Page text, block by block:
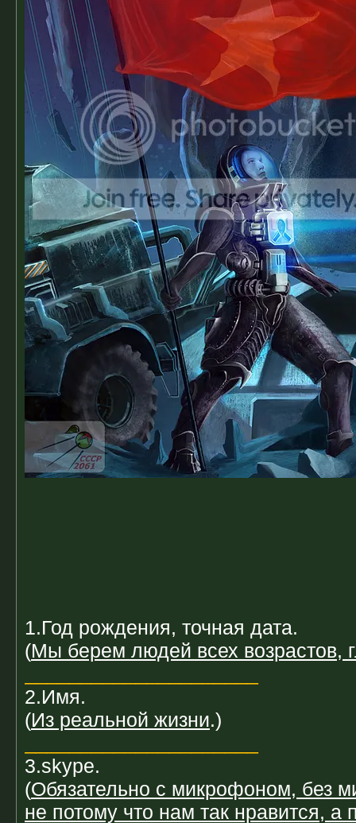
1.Год рождения, точная дата.
(Мы берем людей всех возрастов,
2.Имя.
(Из реальной жизни.)
3.skype.
(Обязательно с микрофоном, без
не потому что нам так нравится, а